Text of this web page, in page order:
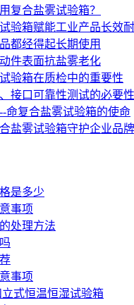
复合盐雾试验箱？
验箱赋能工业产品长效
都经得起长期使用
件表面抗盐雾老化
验箱在质检中的重要性
接口可靠性测试的必要性
命复合盐雾试验箱的使命
盐雾试验箱守护企业品牌
是多少
事项
处理方法
事项
式恒温恒湿试验箱